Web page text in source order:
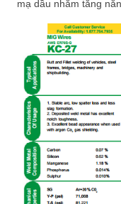
mạ dầu nhằm tăng